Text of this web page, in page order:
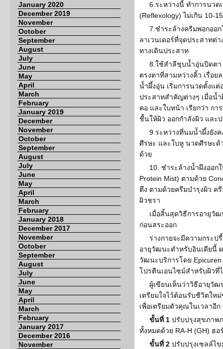
January 2020
December 2019
November
October
September
August
July
June
May
April
March
February
January 2019
December
November
October
September
August
July
June
May
April
March
February
January 2018
December 2017
November
October
September
August
July
June
May
April
March
February
January 2017
December 2016
November
6.ระหว่างนี้ ทำการนว
(Reflexology) ไม่เกิน 10-
7.ชำระล้างครีมพอกออ
ลาเวนเดอร์ที่จุดประสาทต่
ทางเดินประสาท
8.ใช้สำลีชุบน้ำอุ่นปิดตา
ตรงตาที่สามหว่างคิ้ว เรื่อ
น้ำผึ้งอุ่น เริ่มการนวดตั้งแ
ประสาทสำคัญต่างๆ เมื่อน้
คอ และใบหน้า เรียกว่า กา
ชื้นให้ผิว ออกกำลังผิว และ
9.ระหว่างที่นมน้ำผึ้งยัง
ศีรษะ และใบหู นวดศีรษะด้
ด้วย
10. ชำระล้างน้ำผึงออก
Protein Mist) ตามด้วย
ตึง ตามด้วยครีมบำรุงผิว ค
ผิวชรา
เมื่อสิ้นสุดวิธีการอายุวั
ก่อนสระออก
ร่างกายจะมีความกระป
อายุวัฒนะตำหรับอินเดียนี้
วัฒนะบริการโดย
โปรตีนเอนไซม์สำหรับผิว
ผู้เขียนเห็นว่าวิธีอายุวั
เตรียมใจไว้ต้อนรับชีวิตใ
เพื่อเตรียมตัวคุณในเวลาอี
ขั้นที่ 1 ปรับปรุงสุขภาพ
ทั้งหมดด้วย RA-H (GH) ฮ
ขั้นที่ 2 ปรับปรุงเซลล์ไ